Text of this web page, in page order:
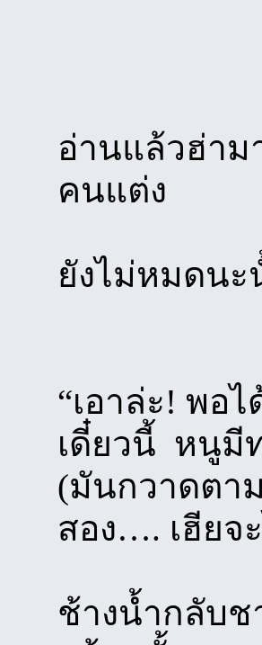
อ่านแล้วฮ่า
คนแต่ง
ยังไม่หมดน
“เอาล่ะ! พอ
เดี๋ยวนี้ หนูมี
(มันกวาดตา
สอง…. เฮียจ
ช้างน้ำกลับ